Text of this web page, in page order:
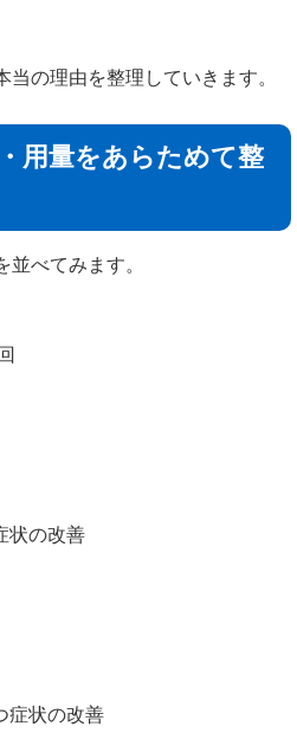
当の理由を整理していきます。
用量をあらためて整
並べてみます。
状の改善
症状の改善